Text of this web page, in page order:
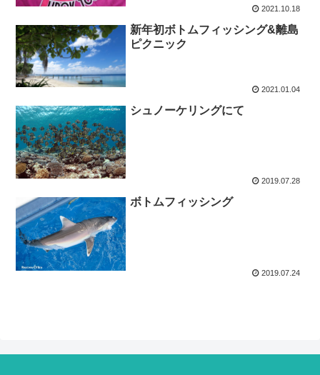
2021.10.18
新年初ボトムフィッシング&離島
ピクニック
2021.01.04
シュノーケリングにて
2019.07.28
ボトムフィッシング
2019.07.24